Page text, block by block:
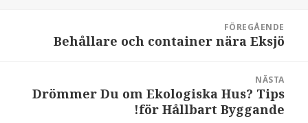
FÖREGÅENDE
:
Behållare och container nära Eksjö
NÄSTA
:
Drömmer Du om Ekologiska Hus? Tips
för Hållbart Byggande!